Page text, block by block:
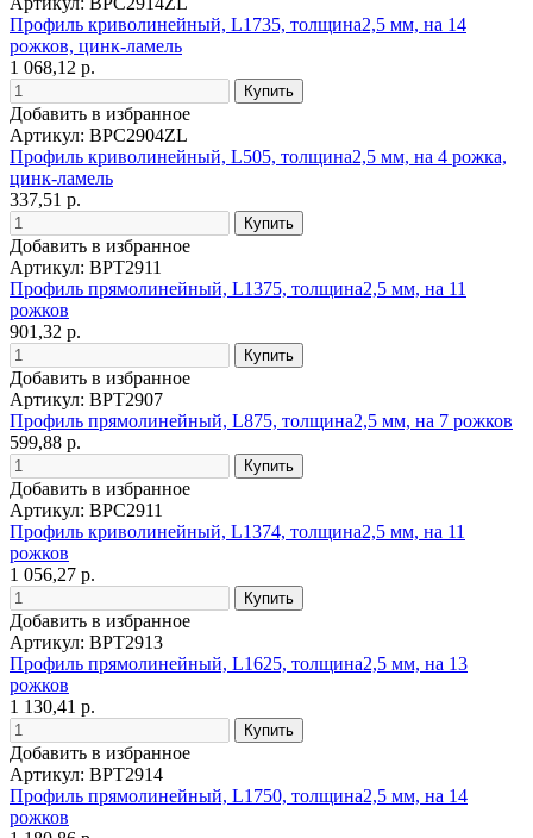
Профиль криволинейный, L1735, толщина2,5 мм, на 14
рожков, цинк-ламель
1 068,12 р.
Добавить в избранное
Артикул: BPC2904ZL
Профиль криволинейный, L505, толщина2,5 мм, на 4 рожка,
цинк-ламель
337,51 р.
Добавить в избранное
Артикул: BPT2911
Профиль прямолинейный, L1375, толщина2,5 мм, на 11
рожков
901,32 р.
Добавить в избранное
Артикул: BPT2907
Профиль прямолинейный, L875, толщина2,5 мм, на 7 рожков
599,88 р.
Добавить в избранное
Артикул: BPC2911
Профиль криволинейный, L1374, толщина2,5 мм, на 11
рожков
1 056,27 р.
Добавить в избранное
Артикул: BPT2913
Профиль прямолинейный, L1625, толщина2,5 мм, на 13
рожков
1 130,41 р.
Добавить в избранное
Артикул: BPT2914
Профиль прямолинейный, L1750, толщина2,5 мм, на 14
рожков